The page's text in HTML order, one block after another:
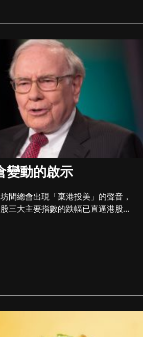
變動的啟示
間總會出現「棄港投美」的聲音，
三大主要指數的跌幅已直逼港股。